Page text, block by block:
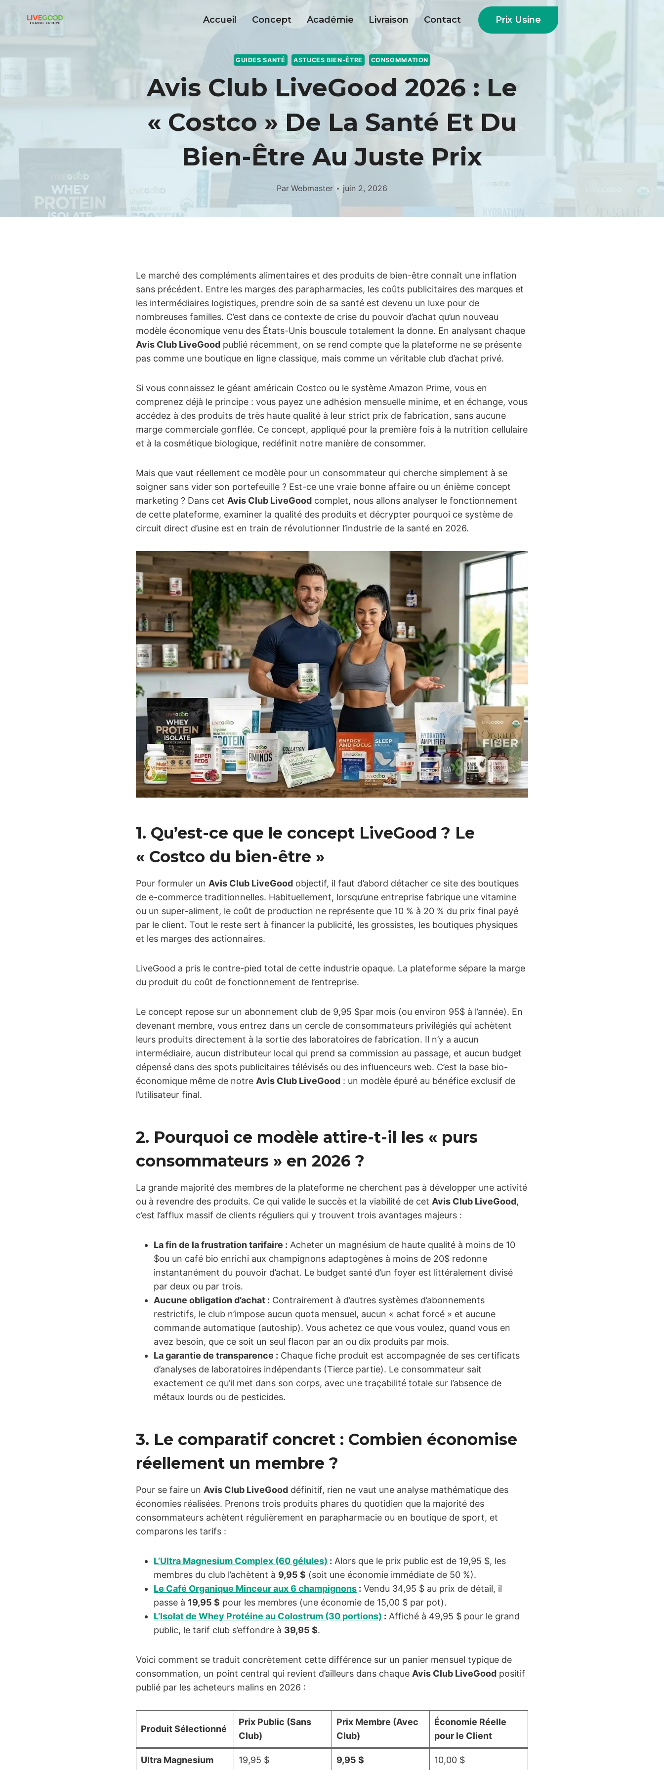
Accueil Concept Académie Livraison Contact Prix Usine
GUIDES SANTÉ ASTUCES BIEN-ÊTRE CONSOMMATION
Avis Club LiveGood 2026 : Le
« Costco » De La Santé Et Du
Bien-Être Au Juste Prix
Par Webmaster juin 2, 2026
Le marché des compléments alimentaires et des produits de bien-être connaît une inflation
sans précédent. Entre les marges des parapharmacies, les coûts publicitaires des marques et
les intermédiaires logistiques, prendre soin de sa santé est devenu un luxe pour de
nombreuses familles. C’est dans ce contexte de crise du pouvoir d’achat qu’un nouveau
modèle économique venu des États-Unis bouscule totalement la donne. En analysant chaque
Avis Club LiveGood publié récemment, on se rend compte que la plateforme ne se présente
pas comme une boutique en ligne classique, mais comme un véritable club d’achat privé.
Si vous connaissez le géant américain Costco ou le système Amazon Prime, vous en
comprenez déjà le principe : vous payez une adhésion mensuelle minime, et en échange, vous
accédez à des produits de très haute qualité à leur strict prix de fabrication, sans aucune
marge commerciale gonflée. Ce concept, appliqué pour la première fois à la nutrition cellulaire
et à la cosmétique biologique, redéfinit notre manière de consommer.
Mais que vaut réellement ce modèle pour un consommateur qui cherche simplement à se
soigner sans vider son portefeuille ? Est-ce une vraie bonne affaire ou un énième concept
marketing ? Dans cet Avis Club LiveGood complet, nous allons analyser le fonctionnement
de cette plateforme, examiner la qualité des produits et décrypter pourquoi ce système de
circuit direct d’usine est en train de révolutionner l’industrie de la santé en 2026.
1. Qu’est-ce que le concept LiveGood ? Le
« Costco du bien-être »
Pour formuler un Avis Club LiveGood objectif, il faut d’abord détacher ce site des boutiques
de e-commerce traditionnelles. Habituellement, lorsqu’une entreprise fabrique une vitamine
ou un super-aliment, le coût de production ne représente que 10 % à 20 % du prix final payé
par le client. Tout le reste sert à financer la publicité, les grossistes, les boutiques physiques
et les marges des actionnaires.
LiveGood a pris le contre-pied total de cette industrie opaque. La plateforme sépare la marge
du produit du coût de fonctionnement de l’entreprise.
Le concept repose sur un abonnement club de 9,95 $par mois (ou environ 95$ à l’année). En
devenant membre, vous entrez dans un cercle de consommateurs privilégiés qui achètent
leurs produits directement à la sortie des laboratoires de fabrication. Il n’y a aucun
intermédiaire, aucun distributeur local qui prend sa commission au passage, et aucun budget
dépensé dans des spots publicitaires télévisés ou des influenceurs web. C’est la base bio-
économique même de notre Avis Club LiveGood : un modèle épuré au bénéfice exclusif de
l’utilisateur final.
2. Pourquoi ce modèle attire-t-il les « purs
consommateurs » en 2026 ?
La grande majorité des membres de la plateforme ne cherchent pas à développer une activité
ou à revendre des produits. Ce qui valide le succès et la viabilité de cet Avis Club LiveGood,
c’est l’afflux massif de clients réguliers qui y trouvent trois avantages majeurs :
La fin de la frustration tarifaire : Acheter un magnésium de haute qualité à moins de 10
$ou un café bio enrichi aux champignons adaptogènes à moins de 20$ redonne
instantanément du pouvoir d’achat. Le budget santé d’un foyer est littéralement divisé
par deux ou par trois.
Aucune obligation d’achat : Contrairement à d’autres systèmes d’abonnements
restrictifs, le club n’impose aucun quota mensuel, aucun « achat forcé » et aucune
commande automatique (autoship). Vous achetez ce que vous voulez, quand vous en
avez besoin, que ce soit un seul flacon par an ou dix produits par mois.
La garantie de transparence : Chaque fiche produit est accompagnée de ses certificats
d’analyses de laboratoires indépendants (Tierce partie). Le consommateur sait
exactement ce qu’il met dans son corps, avec une traçabilité totale sur l’absence de
métaux lourds ou de pesticides.
3. Le comparatif concret : Combien économise
réellement un membre ?
Pour se faire un Avis Club LiveGood définitif, rien ne vaut une analyse mathématique des
économies réalisées. Prenons trois produits phares du quotidien que la majorité des
consommateurs achètent régulièrement en parapharmacie ou en boutique de sport, et
comparons les tarifs :
L’Ultra Magnesium Complex (60 gélules) : Alors que le prix public est de 19,95 $, les
membres du club l’achètent à 9,95 $ (soit une économie immédiate de 50 %).
Le Café Organique Minceur aux 6 champignons : Vendu 34,95 $ au prix de détail, il
passe à 19,95 $ pour les membres (une économie de 15,00 $ par pot).
L’Isolat de Whey Protéine au Colostrum (30 portions) : Affiché à 49,95 $ pour le grand
public, le tarif club s’effondre à 39,95 $.
Voici comment se traduit concrètement cette différence sur un panier mensuel typique de
consommation, un point central qui revient d’ailleurs dans chaque Avis Club LiveGood positif
publié par les acheteurs malins en 2026 :
Produit Sélectionné
Prix Public (Sans
Club)
Prix Membre (Avec
Club)
Économie Réelle
pour le Client
Ultra Magnesium 19,95 $ 9,95 $ 10,00 $